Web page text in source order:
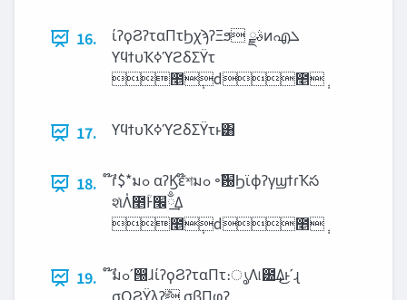
16.
ίʔϙϨʔταΠτϦχϡʔΞϧ ࣄྫͷഎ‫ܠ‬
ϒϥϯυҠߦϓϩδΣΫτ
೥݄d೥݄
17. ϒϥϯυҠߦϓϩδΣΫτͱ͸
18.
໊ࣾɾ$*มߋ αʔϏε໊শมߋ ৽ࣾ԰ϦϊϕʔγϣϯɾҠస
શͯΛ̍೥ؒͰ‫ྃ͢׬‬Δ
೥݄d೥݄
19.
໊ࣾมߋʹ൐͏ɺίʔϙϨʔταΠτ։ൃΛ୲౰͢Δ͜ͱʹɻ